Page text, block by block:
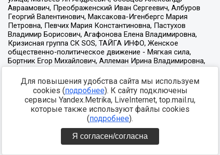
Для повышения удобства сайта мы используем
cookies (подробнее). К сайту подключены
сервисы Yandex.Metrika, LiveInternet, top.mail.ru,
которые также используют файлы cookies
(подробнее).
Я согласен/согласна